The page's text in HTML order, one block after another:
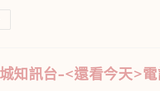
知訊台-<還看今天>電